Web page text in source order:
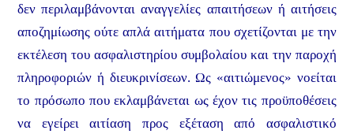
δεν περιλαμβάνονται αναγγελίες απαιτήσεων ή αιτήσεις
αποζημίωσης ούτε απλά αιτήματα που σχετίζονται με την
εκτέλεση του ασφαλιστηρίου συμβολαίου και την παροχή
πληροφοριών ή διευκρινίσεων. Ως «αιτιώμενος» νοείται
το πρόσωπο που εκλαμβάνεται ως έχον τις προϋποθέσεις
να εγείρει αιτίαση προς εξέταση από ασφαλιστικό